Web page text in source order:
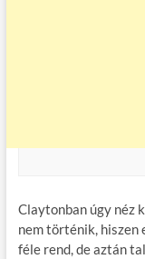
Claytonban úgy néz
nem történik, hiszen
féle rend, de aztán